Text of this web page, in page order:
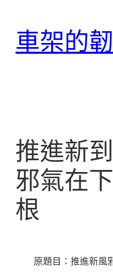
車架的
推進新
邪氣在
根
原題目：推進新風